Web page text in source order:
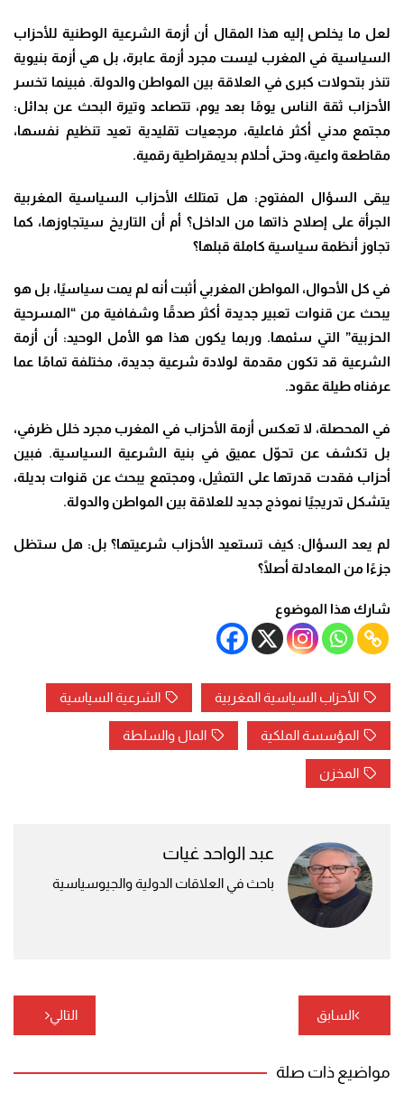
لعل ما يخلص إليه هذا المقال أن أزمة الشرعية الوطنية للأحزاب
السياسية في المغرب ليست مجرد أزمة عابرة، بل هي أزمة بنيوية
تنذر بتحولات كبرى في العلاقة بين المواطن والدولة. فبينما تخسر
الأحزاب ثقة الناس يومًا بعد يوم، تتصاعد وتيرة البحث عن بدائل:
مجتمع مدني أكثر فاعلية، مرجعيات تقليدية تعيد تنظيم نفسها،
مقاطعة واعية، وحتى أحلام بديمقراطية رقمية.
يبقى السؤال المفتوح: هل تمتلك الأحزاب السياسية المغربية
الجرأة على إصلاح ذاتها من الداخل؟ أم أن التاريخ سيتجاوزها، كما
تجاوز أنظمة سياسية كاملة قبلها؟
في كل الأحوال، المواطن المغربي أثبت أنه لم يمت سياسيًا، بل هو
يبحث عن قنوات تعبير جديدة أكثر صدقًا وشفافية من “المسرحية
الحزبية” التي سئمها. وربما يكون هذا هو الأمل الوحيد: أن أزمة
الشرعية قد تكون مقدمة لولادة شرعية جديدة، مختلفة تمامًا عما
عرفناه طيلة عقود.
في المحصلة، لا تعكس أزمة الأحزاب في المغرب مجرد خلل ظرفي،
بل تكشف عن تحوّل عميق في بنية الشرعية السياسية. فبين
أحزاب فقدت قدرتها على التمثيل، ومجتمع يبحث عن قنوات بديلة،
يتشكل تدريجيًا نموذج جديد للعلاقة بين المواطن والدولة.
لم يعد السؤال: كيف تستعيد الأحزاب شرعيتها؟ بل: هل ستظل
جزءًا من المعادلة أصلًا؟
شارك هذا الموضوع
الأحزاب السياسية المغربية الشرعية السياسية
المؤسسة الملكية المال والسلطة
المخزن
عبد الواحد غيات
باحث في العلاقات الدولية والجيوسياسية
تصفّح
المقالات
السابق التالي
مواضيع ذات صلة